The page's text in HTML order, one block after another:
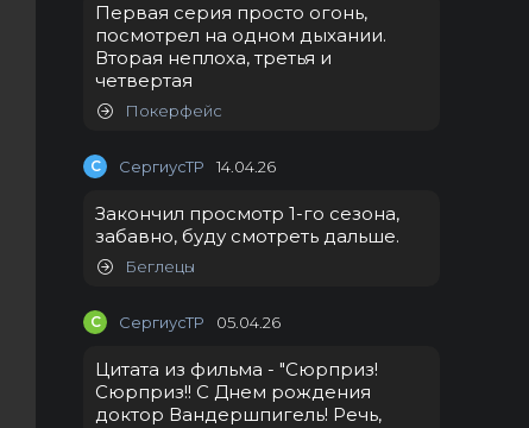
Первая серия просто огонь,
посмотрел на одном дыхании.
Вторая неплоха, третья и
четвертая
Покерфейс
С СергиусТР 14.04.26
Закончил просмотр 1-го сезона,
забавно, буду смотреть дальше.
Беглецы
С СергиусТР 05.04.26
Цитата из фильма - "Сюрприз!
Сюрприз!! С Днем рождения
доктор Вандершпигель! Речь,